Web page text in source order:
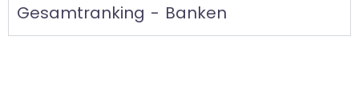
Gesamtranking - Banken